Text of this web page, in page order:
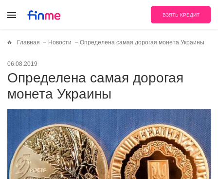
ВЗЯТЬ КРЕДИТ
Главная Новости Определена самая дорогая монета Украины
06.08.2019
Определена самая дорогая
монета Украины